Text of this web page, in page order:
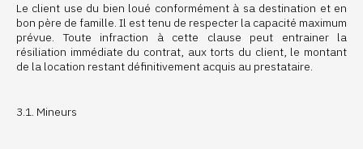
Le client use du bien loué conformément à sa destination et en
bon père de famille. Il est tenu de respecter la capacité maximum
prévue. Toute infraction à cette clause peut entrainer la
résiliation immédiate du contrat, aux torts du client, le montant
de la location restant définitivement acquis au prestataire.
3.1. Mineurs